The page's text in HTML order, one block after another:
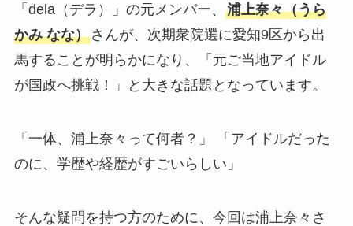
「dela（デラ）」の元メンバー、 浦上奈々（うら
かみ なな）さんが、次期衆院選に愛知9区から出
馬することが明らかになり、「元ご当地アイドル
が国政へ挑戦！」と大きな話題となっています。
「一体、浦上奈々って何者？」 「アイドルだった
のに、学歴や経歴がすごいらしい」
そんな疑問を持つ方のために、今回は浦上奈々さ